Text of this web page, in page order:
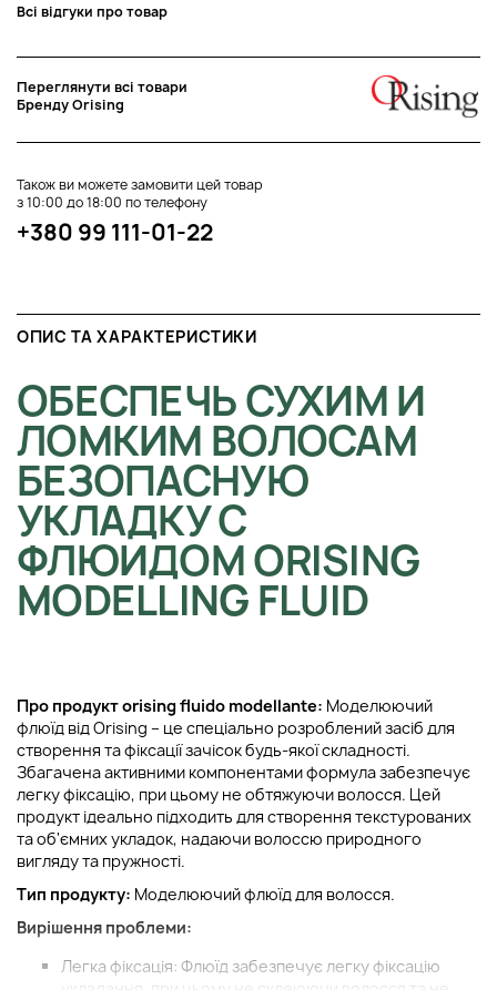
Всі відгуки про товар
Переглянути всі товари
Бренду Orising
Також ви можете замовити цей товар
з 10:00 до 18:00 по телефону
+380 99 111-01-22
ОПИС ТА ХАРАКТЕРИСТИКИ
ОБЕСПЕЧЬ СУХИМ И
ЛОМКИМ ВОЛОСАМ
БЕЗОПАСНУЮ
УКЛАДКУ С
ФЛЮИДОМ ORISING
MODELLING FLUID
Про продукт orising fluido modellante: Моделюючий
флюїд від Orising – це спеціально розроблений засіб для
створення та фіксації зачісок будь-якої складності.
Збагачена активними компонентами формула забезпечує
легку фіксацію, при цьому не обтяжуючи волосся. Цей
продукт ідеально підходить для створення текстурованих
та об'ємних укладок, надаючи волоссю природного
вигляду та пружності.
Тип продукту: Моделюючий флюїд для волосся.
Вирішення проблеми:
Легка фіксація: Флюїд забезпечує легку фіксацію